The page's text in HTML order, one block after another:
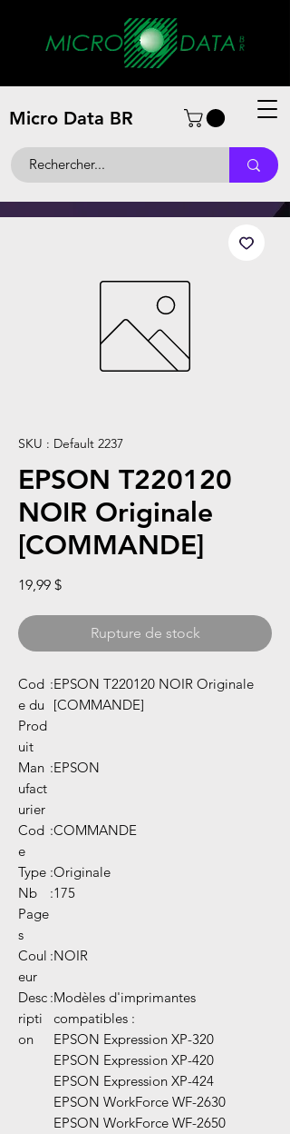
Micro Data BR
SKU : Default 2237
EPSON T220120
NOIR Originale
[COMMANDE]
19,99 $Prix
Rupture de stock
Cod
e du
Prod
uit
:EPSON T220120 NOIR Originale
[COMMANDE]
Man
ufact
urier
:EPSON
Cod
e
:COMMANDE
Type :Originale
Nb
Page
s
:175
Coul
eur
:NOIR
Desc
ripti
on
:Modèles d'imprimantes
compatibles :
EPSON Expression XP-320
EPSON Expression XP-420
EPSON Expression XP-424
EPSON WorkForce WF-2630
EPSON WorkForce WF-2650